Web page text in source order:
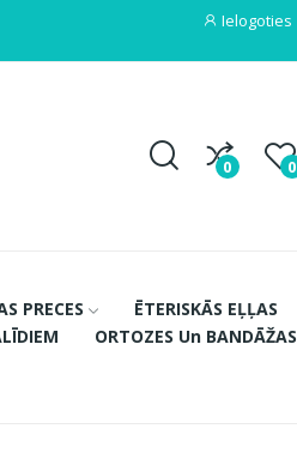
Ielogoties
0 0
PRECES
ĒTERISKĀS EĻĻAS
ORTOZES Un BANDĀŽAS